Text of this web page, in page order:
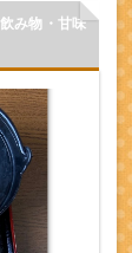
飲み物・甘味